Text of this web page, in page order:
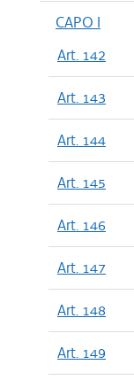
CAPO I
Art. 142
Art. 143
Art. 144
Art. 145
Art. 146
Art. 147
Art. 148
Art. 149